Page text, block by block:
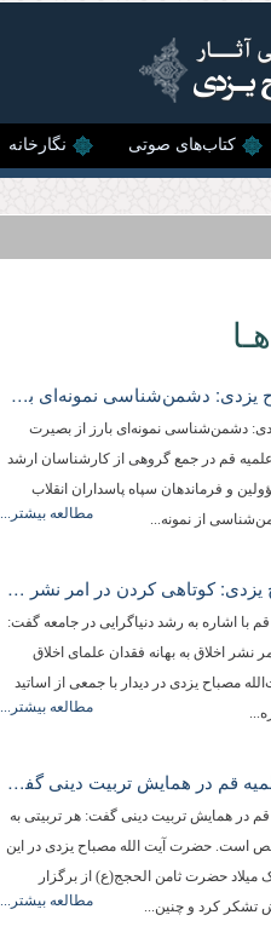
کتاب‌های صوتی نگارخانه
آیت الله مصباح یزدی: دشمن‌شناسی نمونه‌ای بارز از بصیرت است
دشمن‌شناسی نمونه‌ای بارز از بصیرت
قم در جمع گروهی از کارشناسان ارشد
و فرماندهان سپاه پاسداران انقلاب
از نمونه‌...
مطالعه بیشتر...
آیت‌الله مصباح یزدی: كوتاهی كردن در امر نشر اخلاق پذیرفته نیست
قم با اشاره به رشد دنیاگرایی در جامعه گفت:
نشر اخلاق به بهانه فقدان علمای اخلاق
مصباح یزدی در دیدار با جمعی از اساتید
مطالعه بیشتر...
استاد حوزه علمیه قم در همایش تربیت دینی گفت: هر تربیتی به جز تربیت دینی ناقص است.
قم در همایش تربیت دینی گفت: هر تربیتی به
است. حضرت آیت الله مصباح یزدی در این
حضرت ثامن الحجج(ع) از برگزار
تشکر كرد و چنین...
مطالعه بیشتر...